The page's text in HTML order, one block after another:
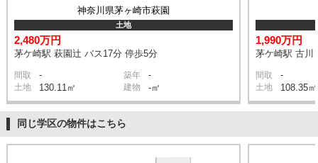
神奈川県茅ヶ崎市萩園
土地
2,480万円
茅ケ崎駅 萩園辻 バス17分 停歩5分
間取 - 築年 -
土地 130.11㎡ 建物 -㎡
1,990万円
茅ケ崎駅 古川
間取 -
土地 108.35㎡
同じ学区の物件はこちら